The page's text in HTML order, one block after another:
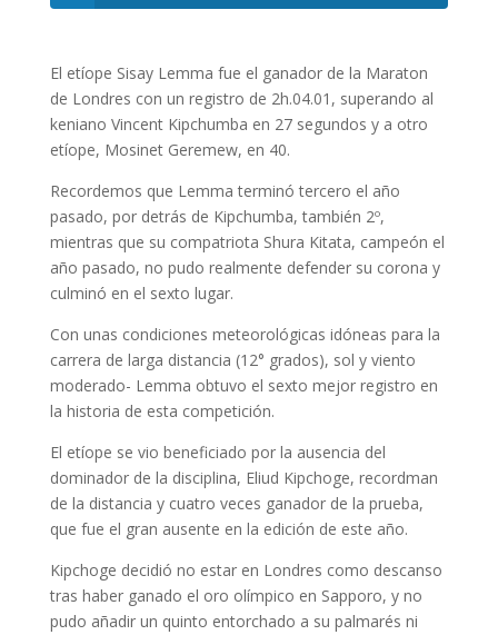
El etíope Sisay Lemma fue el ganador de la Maraton
de Londres con un registro de 2h.04.01, superando al
keniano Vincent Kipchumba en 27 segundos y a otro
etíope, Mosinet Geremew, en 40.
Recordemos que Lemma terminó tercero el año
pasado, por detrás de Kipchumba, también 2º,
mientras que su compatriota Shura Kitata, campeón el
año pasado, no pudo realmente defender su corona y
culminó en el sexto lugar.
Con unas condiciones meteorológicas idóneas para la
carrera de larga distancia (12° grados), sol y viento
moderado- Lemma obtuvo el sexto mejor registro en
la historia de esta competición.
El etíope se vio beneficiado por la ausencia del
dominador de la disciplina, Eliud Kipchoge, recordman
de la distancia y cuatro veces ganador de la prueba,
que fue el gran ausente en la edición de este año.
Kipchoge decidió no estar en Londres como descanso
tras haber ganado el oro olímpico en Sapporo, y no
pudo añadir un quinto entorchado a su palmarés ni